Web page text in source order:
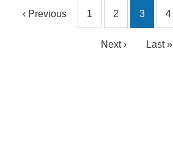
‹ Previous 1 2 3 4
Next › Last »